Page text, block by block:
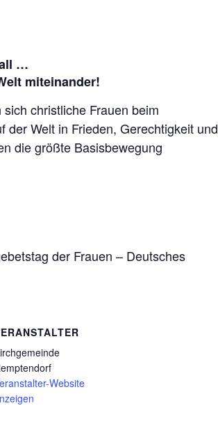
…
miteinander!
christliche Frauen beim
der Welt in Frieden, Gerechtigkeit und
die größte Basisbewegung
der Frauen – Deutsches
Website